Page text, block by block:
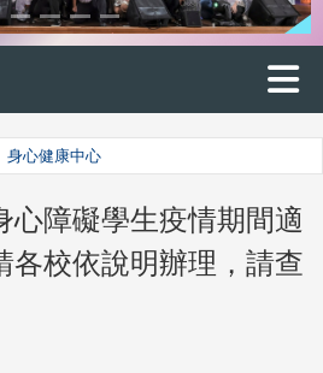
身心健康中心
心障礙學生疫情期間適
各校依說明辦理，請查